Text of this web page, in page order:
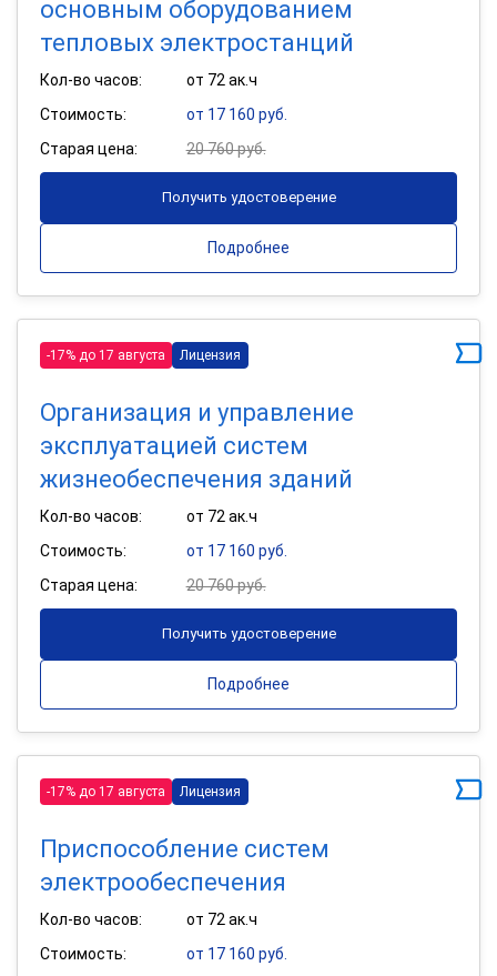
основным оборудованием
тепловых электростанций
Кол-во часов:
от 72 ак.ч
Стоимость:
от 17 160 руб.
Старая цена:
20 760 руб.
Получить удостоверение
Подробнее
-17% до 17 августа Лицензия
Организация и управление
эксплуатацией систем
жизнеобеспечения зданий
Кол-во часов:
от 72 ак.ч
Стоимость:
от 17 160 руб.
Старая цена:
20 760 руб.
Получить удостоверение
Подробнее
-17% до 17 августа Лицензия
Приспособление систем
электрообеспечения
Кол-во часов:
от 72 ак.ч
Стоимость:
от 17 160 руб.